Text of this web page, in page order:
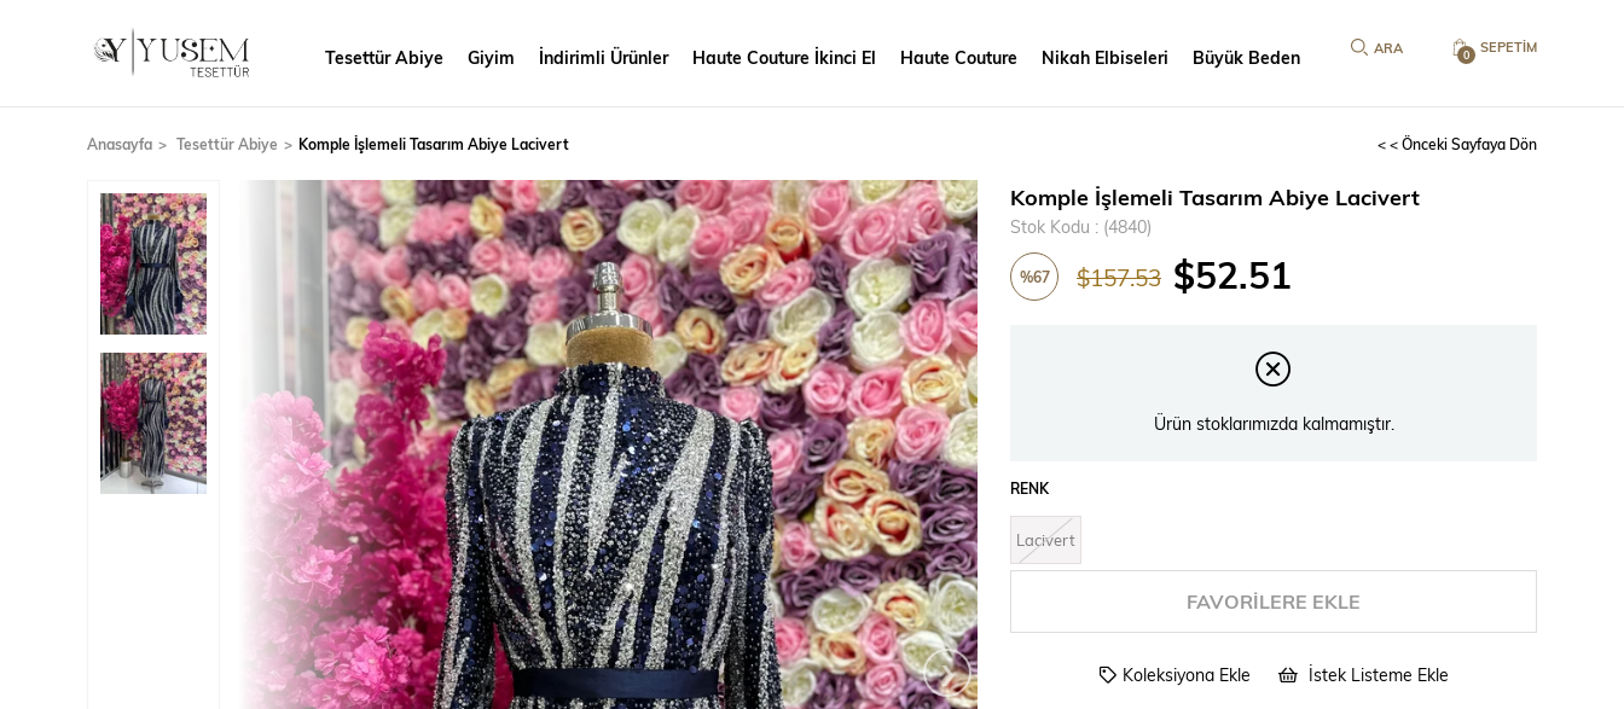
SEPETIM
0
Tesettür Abiye Giyim İndirimli Ürünler Haute Couture İkinci El Haute Couture Nikah Elbiseleri Büyük Beden
Anasayfa Tesettür Abiye Komple İşlemeli Tasarım Abiye Lacivert < < Önceki Sayfaya Dön
›
Komple İşlemeli Tasarım Abiye Lacivert
Stok Kodu (4840)
%67 $157.53 $52.51
Ürün stoklarımızda kalmamıştır.
RENK
Lacivert
FAVORILERE EKLE
Koleksiyona Ekle İstek Listeme Ekle